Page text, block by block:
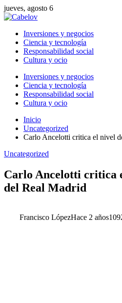
jueves, agosto 6
Inversiones y negocios
Ciencia y tecnología
Responsabilidad social
Cultura y ocio
Inversiones y negocios
Ciencia y tecnología
Responsabilidad social
Cultura y ocio
Inicio
Uncategorized
Carlo Ancelotti critica el nivel
Uncategorized
Carlo Ancelotti critica
del Real Madrid
Francisco LópezHace 2 años109